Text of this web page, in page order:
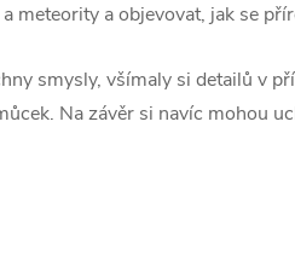
meteority a objevovat, jak se
smysly, všímaly si detailů v
Na závěr si navíc mohou